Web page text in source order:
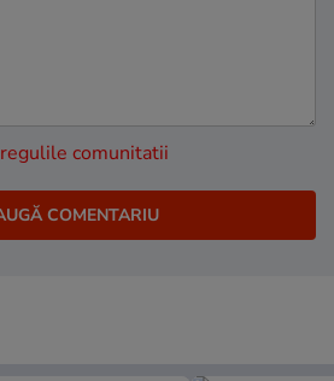
regulile comunitatii